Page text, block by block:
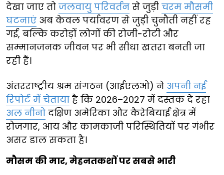
देखा जाए तो जलवायु परिवर्तन से जुड़ी चरम मौसमी
घटनाएं अब केवल पर्यावरण से जुड़ी चुनौती नहीं रह
गई, बल्कि करोड़ों लोगों की रोजी-रोटी और
सम्मानजनक जीवन पर भी सीधा खतरा बनती जा
रही हैं।
अंतरराष्ट्रीय श्रम संगठन (आईएलओ) ने अपनी नई
रिपोर्ट में चेताया है कि 2026–2027 में दस्तक दे रहा
अल नीनो दक्षिण अमेरिका और कैरेबियाई क्षेत्र में
रोजगार, आय और कामकाजी परिस्थितियों पर गंभीर
असर डाल सकता है।
मौसम की मार, मेहनतकशों पर सबसे भारी